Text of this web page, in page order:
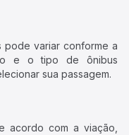
pode variar conforme a
e o tipo de ônibus
sua passagem.
acordo com a viação,